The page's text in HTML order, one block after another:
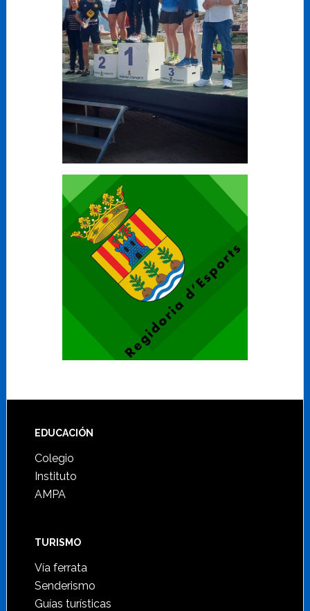
Footer
EDUCACIÓN
Colegio
Instituto
AMPA
TURISMO
Vía ferrata
Senderismo
Guías turísticas